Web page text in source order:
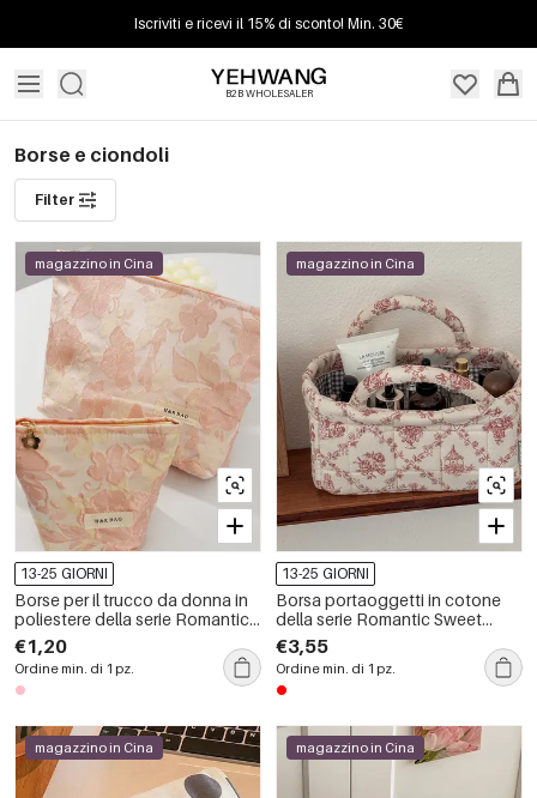
Iscriviti e ricevi il 15% di sconto! Min. 30€
B2B WHOLESALER
Borse e ciondoli
Filter
magazzino in Cina
13-25 GIORNI
Borse per il trucco da donna in
poliestere della serie Romantica
Sweet Flower
€1,20
Ordine min. di 1 pz.
magazzino in Cina
13-25 GIORNI
Borsa portaoggetti in cotone
della serie Romantic Sweet
Flower
€3,55
Ordine min. di 1 pz.
magazzino in Cina magazzino in Cina